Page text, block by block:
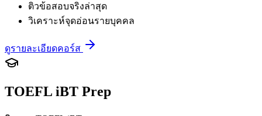
ติวข้อสอบจริงล่าสุด
วิเคราะห์จุดอ่อนรายบุคคล
ดูรายละเอียดคอร์ส
TOEFL iBT Prep